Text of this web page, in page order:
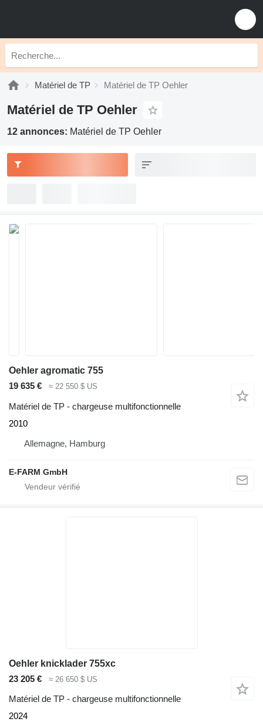
Matériel de TP Matériel de TP Oehler
Matériel de TP Oehler
12 annonces: Matériel de TP Oehler
Oehler agromatic 755
19 635 €
≈ 22 550 $ US
Matériel de TP - chargeuse multifonctionnelle
2010
Allemagne, Hamburg
E-FARM GmbH
Oehler knicklader 755xc
23 205 €
≈ 26 650 $ US
Matériel de TP - chargeuse multifonctionnelle
2024